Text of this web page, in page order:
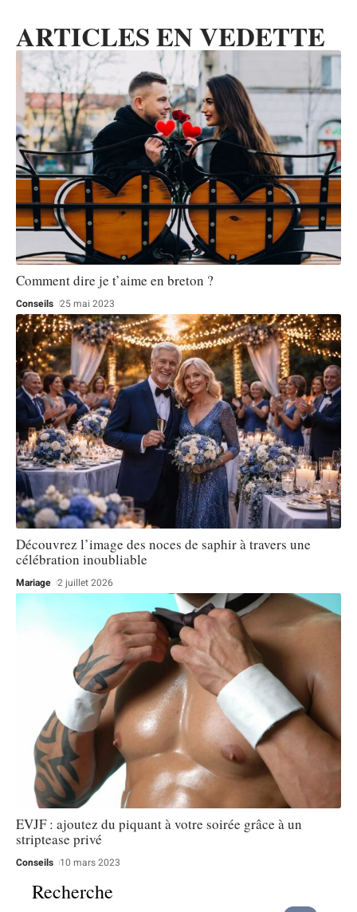
ARTICLES EN VEDETTE
Comment dire je t’aime en breton ?
Conseils 25 mai 2023
Découvrez l’image des noces de saphir à travers une
célébration inoubliable
Mariage 2 juillet 2026
EVJF : ajoutez du piquant à votre soirée grâce à un
striptease privé
Conseils 10 mars 2023
Recherche